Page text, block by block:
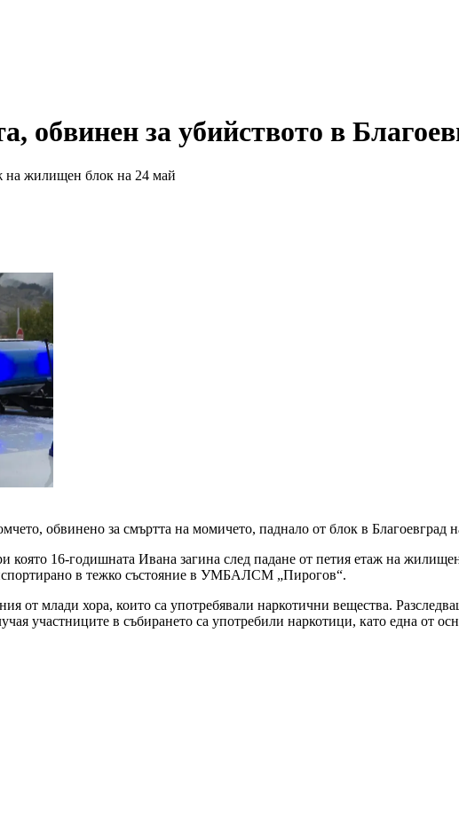
обвинен за убийството в
на жилищен блок на 24 май
обвинено за смъртта на момичето, паднало от блок в Благоевград
която 16-годишната Ивана загина след падане от петия етаж на
в тежко състояние в УМБАЛСМ „Пирогов“.
от млади хора, които са употребявали наркотични вещества.
участниците в събирането са употребили наркотици, като една от